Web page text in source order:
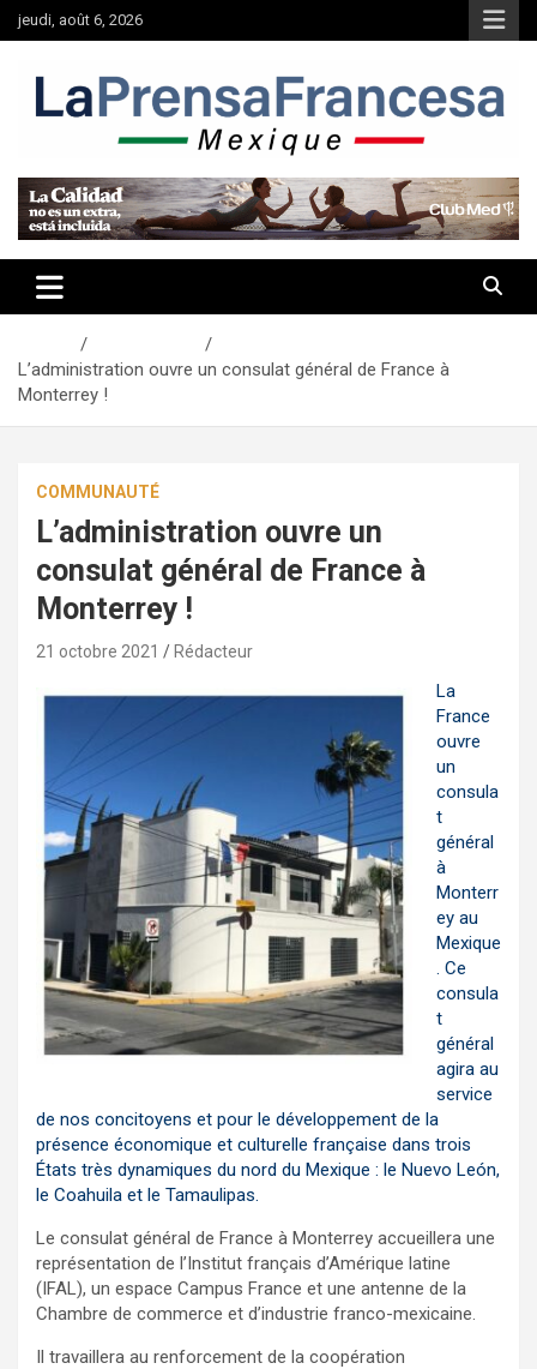
Aller
au
jeudi, août 6, 2026
L’administration ouvre un consulat général de France à
Monterrey !
COMMUNAUTÉ
L’administration ouvre un
consulat général de France à
Monterrey !
21 octobre 2021 Rédacteur
La
France
ouvre
un
consula
t
général
à
Monterr
ey au
Mexique
. Ce
consula
t
général
agira au
service
de nos concitoyens et pour le développement de la
présence économique et culturelle française dans trois
États très dynamiques du nord du Mexique : le Nuevo León,
le Coahuila et le Tamaulipas.
Le consulat général de France à Monterrey accueillera une
représentation de l’Institut français d’Amérique latine
(IFAL), un espace Campus France et une antenne de la
Chambre de commerce et d’industrie franco-mexicaine.
Il travaillera au renforcement de la coopération